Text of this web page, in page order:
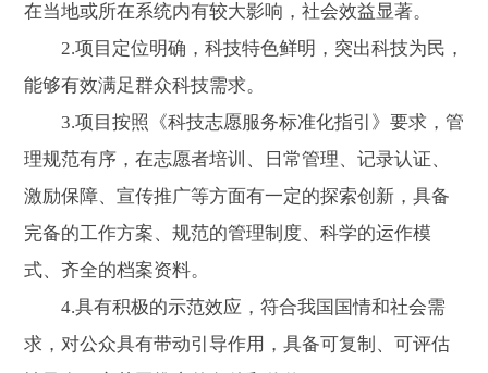
在当地或所在系统内有较大影响，社会效益显著。
2.项目定位明确，科技特色鲜明，突出科技为民，
能够有效满足群众科技需求。
3.项目按照《科技志愿服务标准化指引》要求，管
理规范有序，在志愿者培训、日常管理、记录认证、
激励保障、宣传推广等方面有一定的探索创新，具备
完备的工作方案、规范的管理制度、科学的运作模
式、齐全的档案资料。
4.具有积极的示范效应，符合我国国情和社会需
求，对公众具有带动引导作用，具备可复制、可评估